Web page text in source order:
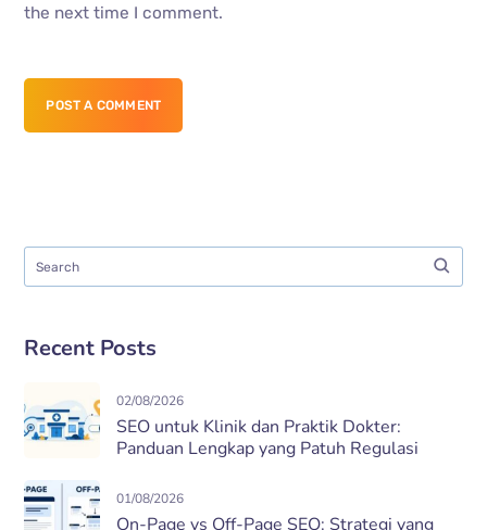
the next time I comment.
POST A COMMENT
Recent Posts
02/08/2026
SEO untuk Klinik dan Praktik Dokter:
Panduan Lengkap yang Patuh Regulasi
01/08/2026
On-Page vs Off-Page SEO: Strategi yang